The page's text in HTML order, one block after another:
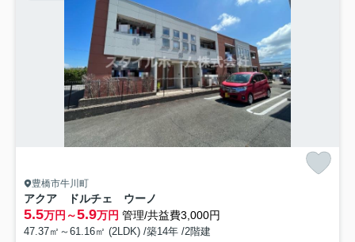
豊橋市牛川町
アクア ドルチェ ウーノ
5.5万円～5.9万円 管理/共益費3,000円
47.37㎡～61.16㎡ (2LDK) /築14年 /2階建